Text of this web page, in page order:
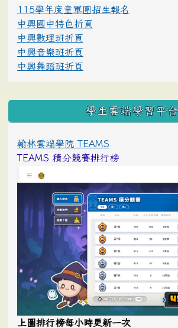
115學年度童軍團招生報名
中興國中特色折頁
中興數理班折頁
中興音樂班折頁
中興舞蹈班折頁
學生雲端學習平台
翰林雲端學院 TEAMS
TEAMS 積分競賽排行榜
上圖排行榜每小時更新一次